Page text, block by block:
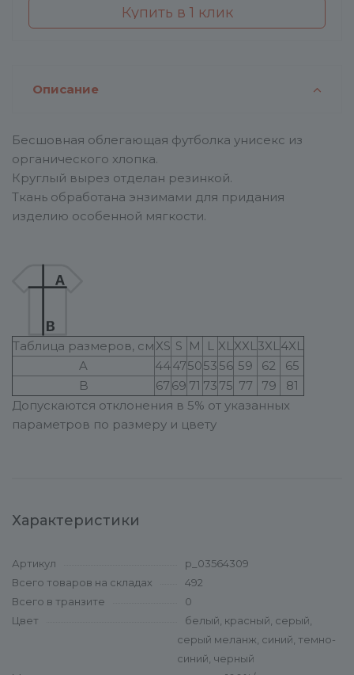
Купить в 1 клик
Описание
Бесшовная облегающая футболка унисекс из
органического хлопка.
Круглый вырез отделан резинкой.
Ткань обработана энзимами для придания
изделию особенной мягкости.
Таблица размеров, см XS S M L XLXXL3XL4XL
A
44475053 56 59 62
65
B
67 69 71 73 75 77 79
81
Допускаются отклонения в 5% от указанных
параметров по размеру и цвету
Характеристики
Артикул
p_03564309
Всего товаров на складах
492
Всего в транзите
0
Цвет
белый, красный, серый,
серый меланж, синий, темно-
синий, черный